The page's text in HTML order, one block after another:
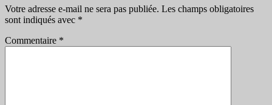
Votre adresse e-mail ne sera pas publiée. Les champs obligatoires
sont indiqués avec *
Commentaire *